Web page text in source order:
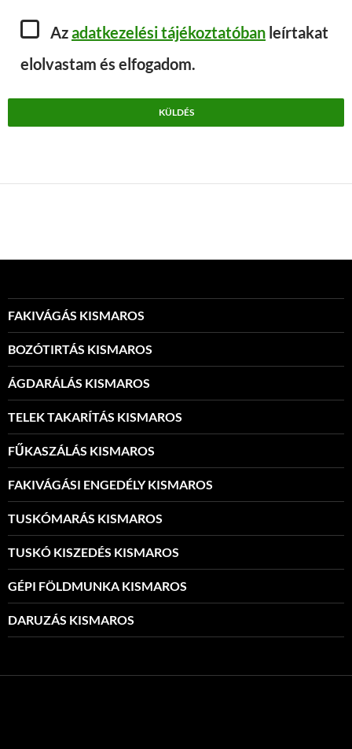
Azadatkezelési tájékoztatóban leírtakat
elolvastam és elfogadom.
FAKIVÁGÁS KISMAROS
BOZÓTIRTÁS KISMAROS
ÁGDARÁLÁS KISMAROS
TELEK TAKARÍTÁS KISMAROS
FŰKASZÁLÁS KISMAROS
FAKIVÁGÁSI ENGEDÉLY KISMAROS
TUSKÓMARÁS KISMAROS
TUSKÓ KISZEDÉS KISMAROS
GÉPI FÖLDMUNKA KISMAROS
DARUZÁS KISMAROS